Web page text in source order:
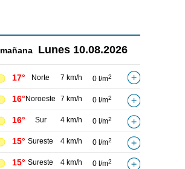
mañana Lunes 10.08.2026
17° Norte 7 km/h 0 l/m2
16° Noroeste 7 km/h 0 l/m2
16° Sur 4 km/h 0 l/m2
15° Sureste 4 km/h 0 l/m2
15° Sureste 4 km/h 0 l/m2